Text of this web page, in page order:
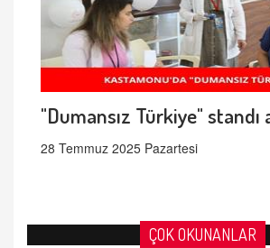
"Dumansız Türkiye" standı
28 Temmuz 2025 Pazartesi
ÇOK OKUNANLAR